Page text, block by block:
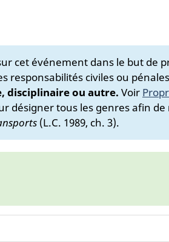
cet événement dans le but de
responsabilités civiles ou
disciplinaire ou autre. Voir
désigner tous les genres afin de
(L.C. 1989, ch. 3).